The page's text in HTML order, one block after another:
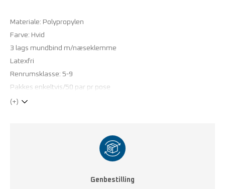
Materiale: Polypropylen
Farve: Hvid
3 lags mundbind m/næseklemme
Latexfri
Renrumsklasse: 5-9
Pakkes enkeltvis/50 par pr pose
(+)
Genbestilling